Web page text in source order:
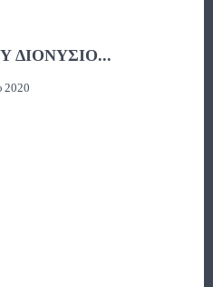
ΔΙΟΝΥΣΙΟ...
2020